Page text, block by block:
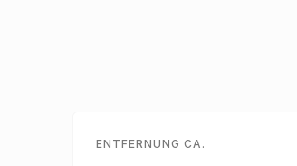
ENTFERNUNG CA.